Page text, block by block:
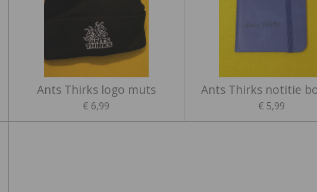
Ants Thirks logo muts
€ 6,99
Ants Thirks notitie
€ 5,99